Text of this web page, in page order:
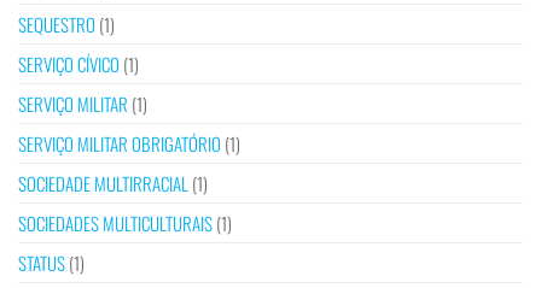
SEQUESTRO (1)
SERVIÇO CÍVICO (1)
SERVIÇO MILITAR (1)
SERVIÇO MILITAR OBRIGATÓRIO (1)
SOCIEDADE MULTIRRACIAL (1)
SOCIEDADES MULTICULTURAIS(1)
STATUS(1)